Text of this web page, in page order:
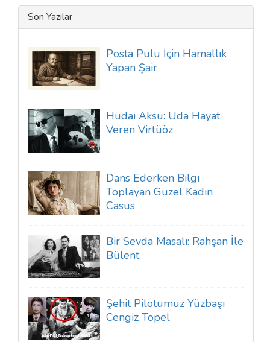
Son Yazılar
Posta Pulu İçin Hamallık
Yapan Şair
Hüdai Aksu: Uda Hayat
Veren Virtüöz
Dans Ederken Bilgi
Toplayan Güzel Kadın
Casus
Bir Sevda Masalı: Rahşan İle
Bülent
Şehit Pilotumuz Yüzbaşı
Cengiz Topel